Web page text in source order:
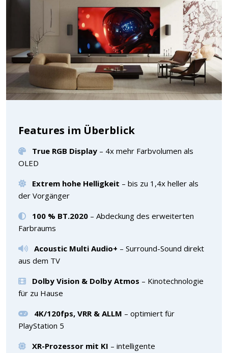
Features im Überblick
True RGB Display – 4x mehr Farbvolumen als
OLED
Extrem hohe Helligkeit – bis zu 1,4x heller als
der Vorgänger
100 % BT.2020 – Abdeckung des erweiterten
Farbraums
Acoustic Multi Audio+ – Surround-Sound direkt
aus dem TV
Dolby Vision & Dolby Atmos – Kinotechnologie
für zu Hause
4K/120fps, VRR & ALLM – optimiert für
PlayStation 5
XR-Prozessor mit KI – intelligente